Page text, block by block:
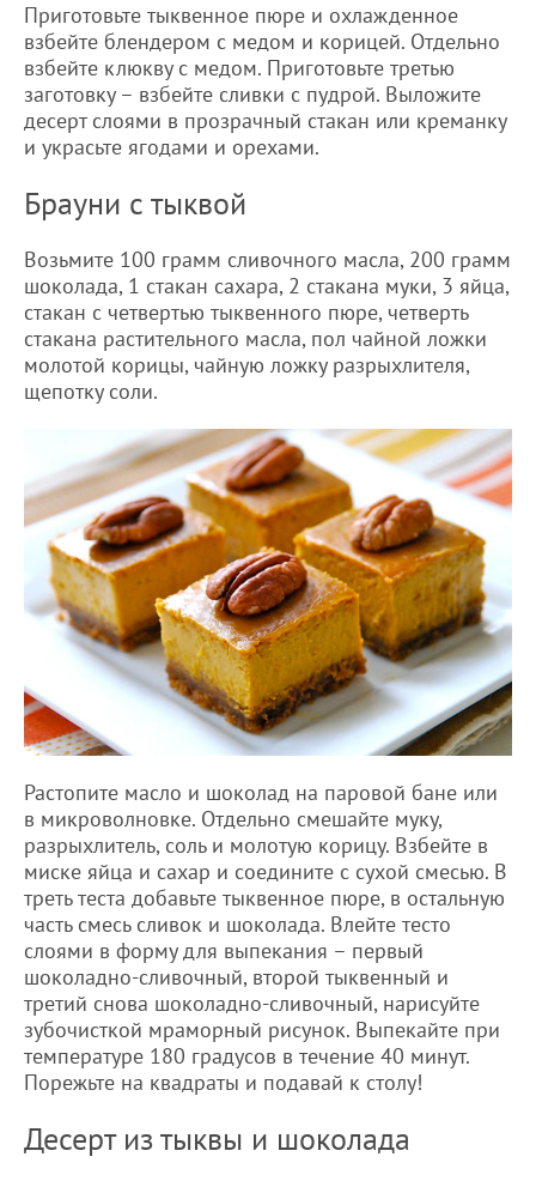
Приготовьте тыквенное пюре и охлажденное
взбейте блендером с медом и корицей. Отдельно
взбейте клюкву с медом. Приготовьте третью
заготовку – взбейте сливки с пудрой. Выложите
десерт слоями в прозрачный стакан или креманку
и украсьте ягодами и орехами.
Брауни с тыквой
Возьмите 100 грамм сливочного масла, 200 грамм
шоколада, 1 стакан сахара, 2 стакана муки, 3 яйца,
стакан с четвертью тыквенного пюре, четверть
стакана растительного масла, пол чайной ложки
молотой корицы, чайную ложку разрыхлителя,
щепотку соли.
Растопите масло и шоколад на паровой бане или
в микроволновке. Отдельно смешайте муку,
разрыхлитель, соль и молотую корицу. Взбейте в
миске яйца и сахар и соедините с сухой смесью. В
треть теста добавьте тыквенное пюре, в остальную
часть смесь сливок и шоколада. Влейте тесто
слоями в форму для выпекания – первый
шоколадно-сливочный, второй тыквенный и
третий снова шоколадно-сливочный, нарисуйте
зубочисткой мраморный рисунок. Выпекайте при
температуре 180 градусов в течение 40 минут.
Порежьте на квадраты и подавай к столу!
Десерт из тыквы и шоколада